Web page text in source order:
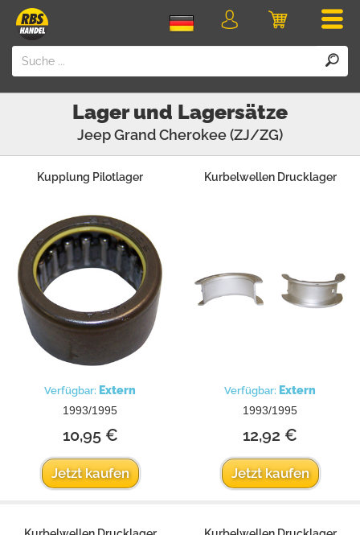
Login
Lager und Lagersätze
JeepGrand Cherokee (ZJ/ZG)
Kupplung Pilotlager
Verfügbar: Extern
1993/1995
10,95 €
Jetzt kaufen
Kurbelwellen Drucklager
Verfügbar: Extern
1993/1995
12,92 €
Jetzt kaufen